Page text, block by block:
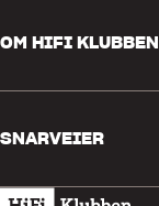
Retur og reklamasjon
Angre på bestilling
OM HIFI KLUBBEN
Kundeklubb
SNARVEIER